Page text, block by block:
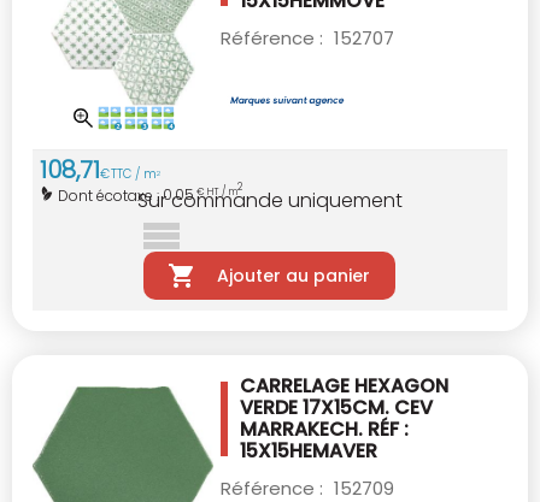
Référence : 152707
108,71€TTC / m2
Dont écotaxe :0,05€ HT / m2
Sur commande uniquement
Ajouter au panier
CARRELAGE HEXAGON
VERDE 17X15CM. CEV
MARRAKECH. RÉF :
15X15HEMAVER
Référence : 152709